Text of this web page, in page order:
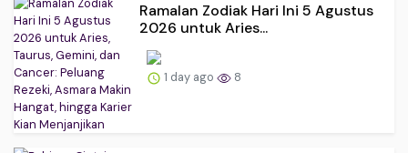
Ramalan Zodiak Hari Ini 5 Agustus
2026 untuk Aries...
1 day ago 8